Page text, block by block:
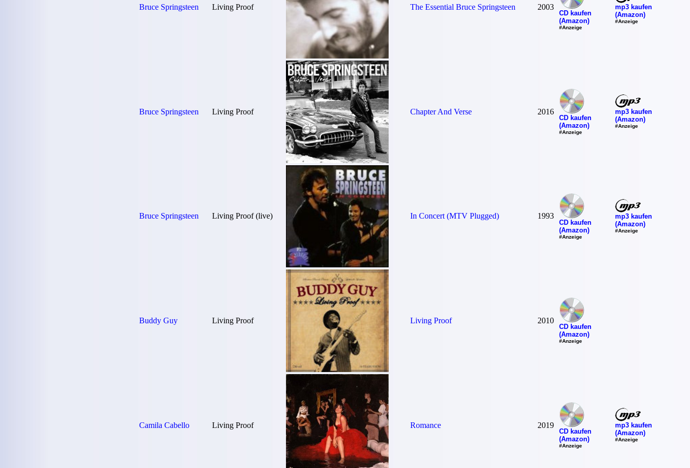
Bruce Springsteen Living Proof The Essential Bruce Springsteen 2003
CD kaufen
(Amazon)
#Anzeige
mp3 kaufen
(Amazon)
#Anzeige
Bruce Springsteen Living Proof Chapter And Verse 2016
CD kaufen
(Amazon)
#Anzeige
mp3 kaufen
(Amazon)
#Anzeige
Bruce Springsteen Living Proof (live) In Concert (MTV Plugged) 1993
CD kaufen
(Amazon)
#Anzeige
mp3 kaufen
(Amazon)
#Anzeige
Buddy Guy Living Proof Living Proof 2010
CD kaufen
(Amazon)
#Anzeige
Camila Cabello Living Proof Romance 2019
CD kaufen
(Amazon)
#Anzeige
mp3 kaufen
(Amazon)
#Anzeige